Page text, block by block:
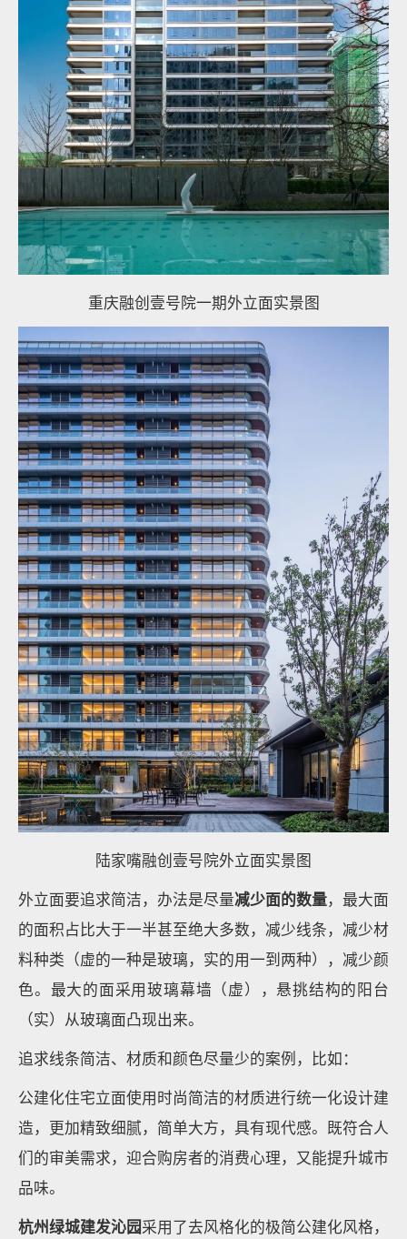
重庆融创壹号院一期外立面实景图
陆家嘴融创壹号院外立面实景图
外立面要追求简洁，办法是尽量减少面的数量，最大面
的面积占比大于一半甚至绝大多数，减少线条，减少材
料种类（虚的一种是玻璃，实的用一到两种），减少颜
色。最大的面采用玻璃幕墙（虚），悬挑结构的阳台
（实）从玻璃面凸现出来。
追求线条简洁、材质和颜色尽量少的案例，比如：
公建化住宅立面使用时尚简洁的材质进行统一化设计建
造，更加精致细腻，简单大方，具有现代感。既符合人
们的审美需求，迎合购房者的消费心理，又能提升城市
品味。
杭州绿城建发沁园采用了去风格化的极简公建化风格，